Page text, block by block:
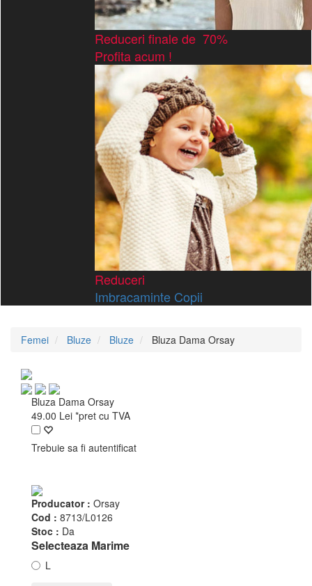
Reduceri finale de 70%
Profita acum !
Reduceri
Imbracaminte Copii
Femei Bluze Bluze Bluza Dama Orsay
Bluza Dama Orsay
49.00 Lei *pret cu TVA
Trebuie sa fi autentificat
Producator : Orsay
Cod : 8713/L0126
Stoc : Da
Selecteaza Marime
L